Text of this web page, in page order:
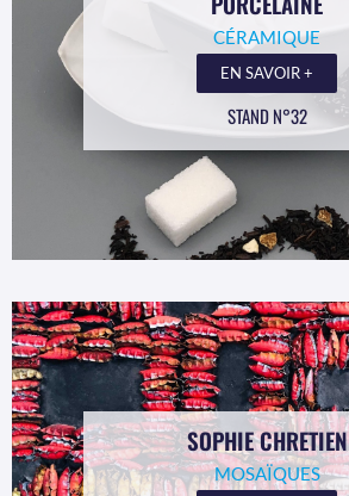
CÉRAMIQUE
EN SAVOIR +
STAND N°32
SOPHIE CHRETIEN
MOSAÏQUES